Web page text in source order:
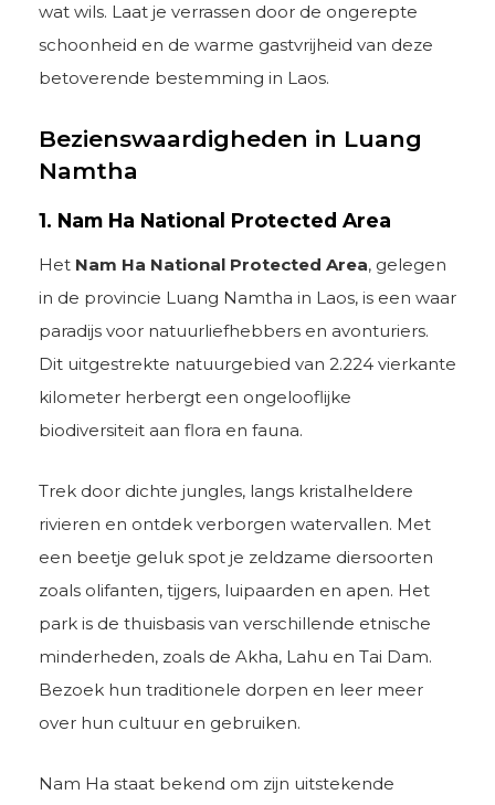
wat wils. Laat je verrassen door de ongerepte
schoonheid en de warme gastvrijheid van deze
betoverende bestemming in Laos.
Bezienswaardigheden in Luang
Namtha
1. Nam Ha National Protected Area
Het Nam Ha National Protected Area, gelegen
in de provincie Luang Namtha in Laos, is een waar
paradijs voor natuurliefhebbers en avonturiers.
Dit uitgestrekte natuurgebied van 2.224 vierkante
kilometer herbergt een ongelooflijke
biodiversiteit aan flora en fauna.
Trek door dichte jungles, langs kristalheldere
rivieren en ontdek verborgen watervallen. Met
een beetje geluk spot je zeldzame diersoorten
zoals olifanten, tijgers, luipaarden en apen. Het
park is de thuisbasis van verschillende etnische
minderheden, zoals de Akha, Lahu en Tai Dam.
Bezoek hun traditionele dorpen en leer meer
over hun cultuur en gebruiken.
Nam Ha staat bekend om zijn uitstekende